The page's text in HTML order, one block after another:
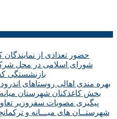
شورای اسلامی در محل
بازنشستگی
بخش کاغذکنان شهرستان
شهرستــان های میـــانه و